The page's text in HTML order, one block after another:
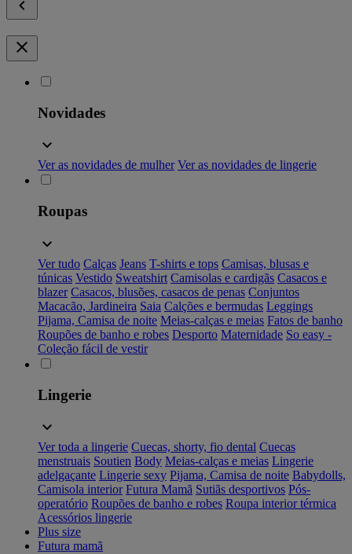
Novidades
Ver as novidades de mulher Ver as novidades de lingerie
Roupas
Ver tudo Calças Jeans T-shirts e tops Camisas, blusas e
túnicas Vestido Sweatshirt Camisolas e cardigãs Casacos e
blazer Casacos, blusões, casacos de penas Conjuntos
Macacão, Jardineira Saia Calções e bermudas Leggings
Pijama, Camisa de noite Meias-calças e meias Fatos de banho
Roupões de banho e robes Desporto Maternidade So easy -
Coleção fácil de vestir
Lingerie
Ver toda a lingerie Cuecas, shorty, fio dental Cuecas
menstruais Soutien Body Meias-calças e meias Lingerie
adelgaçante Lingerie sexy Pijama, Camisa de noite Babydolls,
Camisola interior Futura Mamã Sutiãs desportivos Pós-
operatório Roupões de banho e robes Roupa interior térmica
Acessórios lingerie
Plus size
Futura mamã